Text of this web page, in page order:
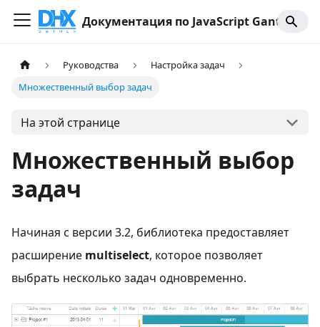
Документация по JavaScript Gantt
Руководства
Настройка задач
Множественный выбор задач
На этой странице
Множественный выбор
задач
Начиная с версии 3.2, библиотека предоставляет
расширение multiselect, которое позволяет
выбрать несколько задач одновременно.